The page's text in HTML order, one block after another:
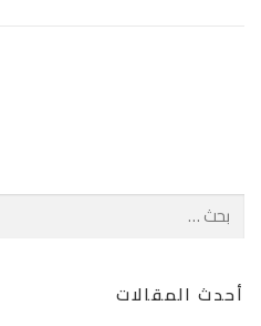
أحدث المقالات